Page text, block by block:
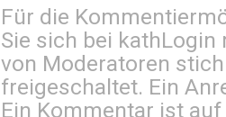
Für die
Sie sich bei kathLogin
von Moderatoren
freigeschaltet. Ein
Ein Kommentar ist